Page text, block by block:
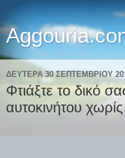
ΔΕΥΤΈΡΑ 30 ΣΕΠΤΕΜΒΡΊΟΥ
Φτιάξτε το δικό
αυτοκινήτου